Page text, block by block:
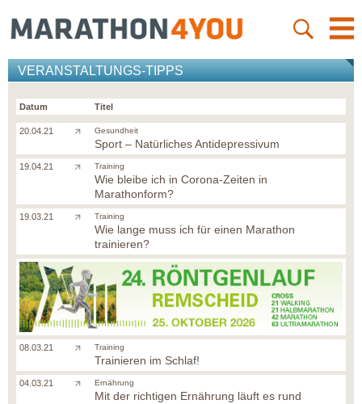
VERANSTALTUNGS-TIPPS
Datum Titel
20.04.21 Gesundheit
Sport – Natürliches Antidepressivum
19.04.21 Training
Wie bleibe ich in Corona-Zeiten in
Marathonform?
19.03.21 Training
Wie lange muss ich für einen Marathon
trainieren?
08.03.21 Training
Trainieren im Schlaf!
04.03.21 Ernährung
Mit der richtigen Ernährung läuft es rund